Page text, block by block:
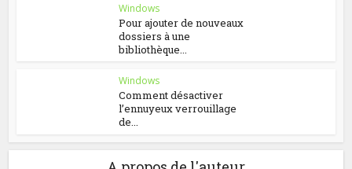
Windows
Pour ajouter de nouveaux
dossiers à une
bibliothèque...
Windows
Comment désactiver
l’ennuyeux verrouillage
de...